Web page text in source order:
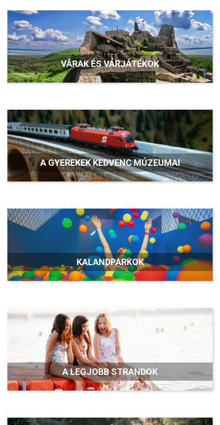
VÁRAK ÉS VÁRJÁTÉKOK
A GYEREKEK KEDVENC MÚZEUMAI
KALANDPARKOK
A LEGJOBB STRANDOK